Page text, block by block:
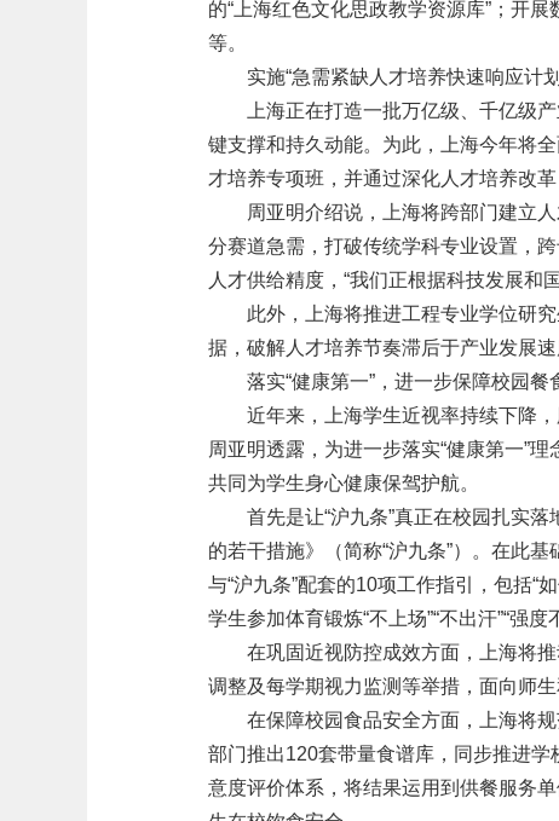
的“上海红色文化思政教学资源库”；开
等。
实施“急需紧缺人才培养快速响应计
上海正在打造一批万亿级、千亿级
键支撑和持久动能。为此，上海今年将
才培养专项班，并通过深化人才培养改
周亚明介绍说，上海将跨部门建立
分赛道急需，打破传统学科专业设置，
人才供给精度，“我们正根据科技发展和
此外，上海将推进工程专业学位研
据，破解人才培养节奏滞后于产业发展
落实“健康第一”，进一步保障校园餐
近年来，上海学生近视率持续下降
周亚明透露，为进一步落实“健康第一”
共同为学生身心健康保驾护航。
首先是让“沪九条”真正在校园扎实
的若干措施》（简称“沪九条”）。在此
与“沪九条”配套的10项工作指引，包括“
学生参加体育锻炼“不上场”“不出汗”“强度
在巩固近视防控成效方面，上海将
调整及每学期视力监测等举措，面向师
在保障校园食品安全方面，上海将
部门推出120套带量食谱库，同步推进
意度评价体系，将结果运用到供餐服务